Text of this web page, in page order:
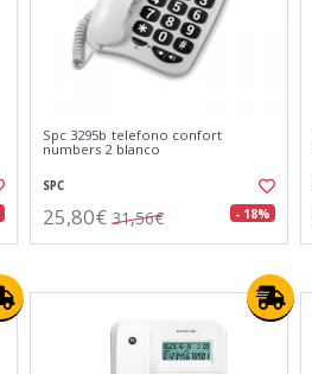
Spc 3295b telefono confort
numbers 2 blanco
SPC
25,80€ 31,56€ - 18%